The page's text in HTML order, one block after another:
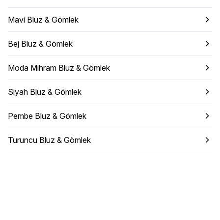
Mavi Bluz & Gömlek
Bej Bluz & Gömlek
Moda Mihram Bluz & Gömlek
Siyah Bluz & Gömlek
Pembe Bluz & Gömlek
Turuncu Bluz & Gömlek